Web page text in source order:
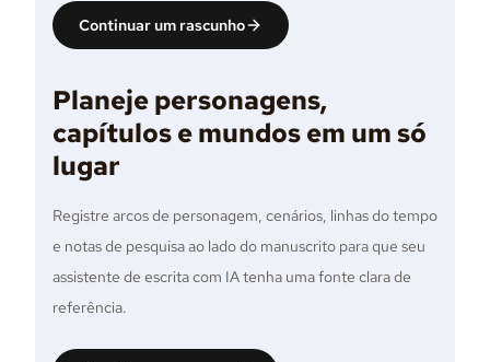
Continuar um rascunho
Planeje personagens,
capítulos e mundos em um só
lugar
Registre arcos de personagem, cenários, linhas do tempo
e notas de pesquisa ao lado do manuscrito para que seu
assistente de escrita com IA tenha uma fonte clara de
referência.